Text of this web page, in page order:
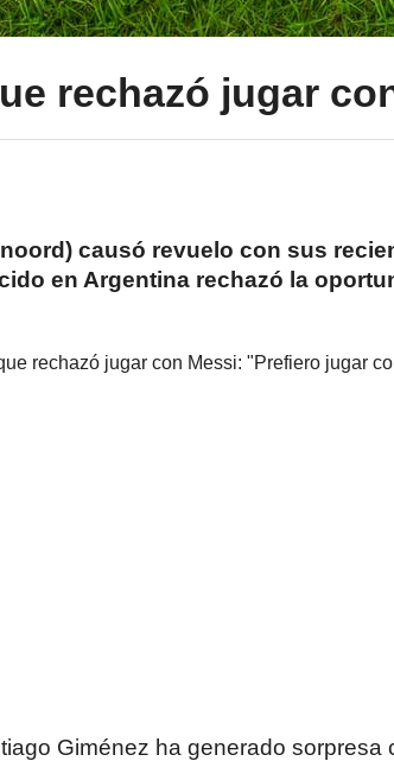
rechazó jugar
causó revuelo con sus
en Argentina rechazó la
Giménez ha generado